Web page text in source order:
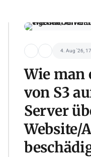
4. Aug '26,
Wie man
von S3
Server
Website/